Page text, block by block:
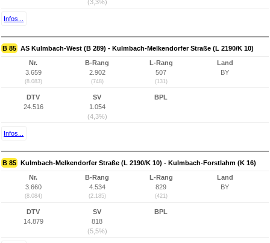
(3,3%)
Infos...
B 85 AS Kulmbach-West (B 289) - Kulmbach-Melkendorfer Straße (L 2190/K 10)
Nr.
3.659
(8.083)
B-Rang
2.902
(748)
L-Rang
507
(131)
Land
BY
DTV
24.516
SV
1.054
(4,3%)
BPL
Infos...
B 85 Kulmbach-Melkendorfer Straße (L 2190/K 10) - Kulmbach-Forstlahm (K 16)
Nr.
3.660
(8.084)
B-Rang
4.534
(2.185)
L-Rang
829
(421)
Land
BY
DTV
14.879
SV
818
(5,5%)
BPL